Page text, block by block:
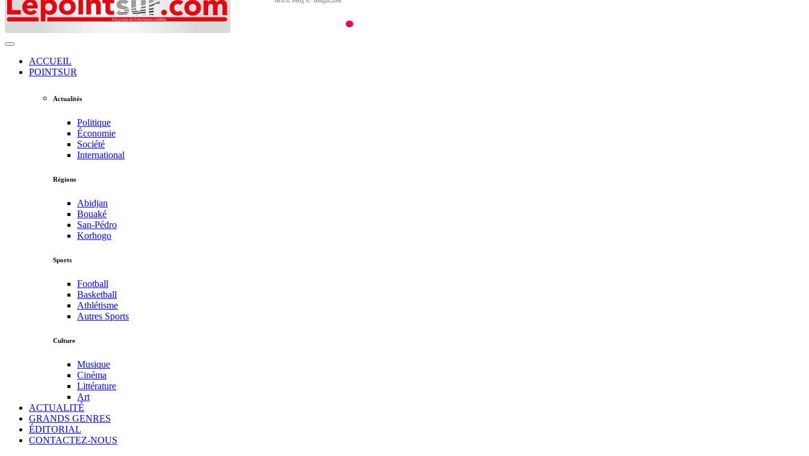
ACCUEIL
POINTSUR
Actualités
Politique
Économie
Société
International
Régions
Abidjan
Bouaké
San-Pédro
Korhogo
Sports
Football
Basketball
Athlétisme
Autres Sports
Culture
Musique
Cinéma
Littérature
Art
ACTUALITÉ
GRANDS GENRES
ÉDITORIAL
CONTACTEZ-NOUS